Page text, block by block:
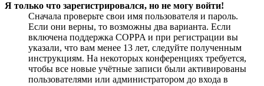
Я только что зарегистрировался, но не могу войти!
Сначала проверьте свои имя пользователя и пароль.
Если они верны, то возможны два варианта. Если
включена поддержка COPPA и при регистрации вы
указали, что вам менее 13 лет, следуйте полученным
инструкциям. На некоторых конференциях требуется,
чтобы все новые учётные записи были активированы
пользователями или администратором до входа в